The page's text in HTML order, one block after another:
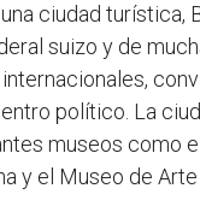
ciudad turística,
suizo y de
político. La
museos como
y el Museo de Arte